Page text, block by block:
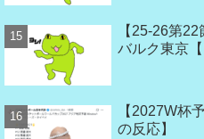
【25-26第
バルク東京【
【2027W杯
の反応】